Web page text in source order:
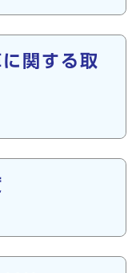
関する取